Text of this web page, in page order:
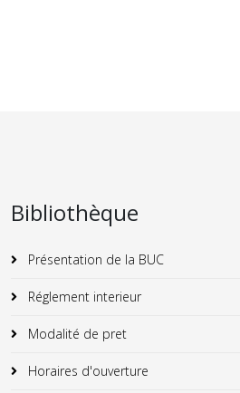
Bibliothèque
Présentation de la BUC
Réglement interieur
Modalité de pret
Horaires d'ouverture